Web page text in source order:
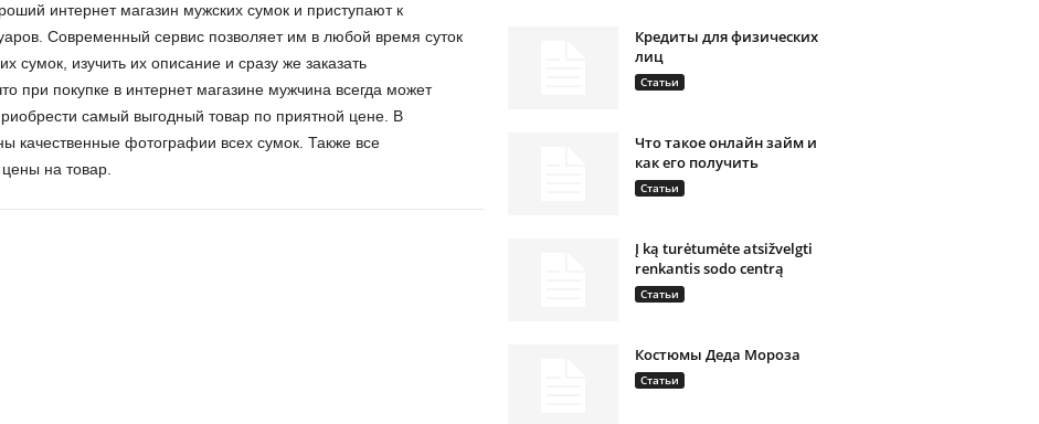
интернет магазин мужских сумок и приступают к
Современный сервис позволяет им в любой время суток
сумок, изучить их описание и сразу же заказать
при покупке в интернет магазине мужчина всегда может
самый выгодный товар по приятной цене. В
качественные фотографии всех сумок. Также все
на товар.
Кредиты для физических
лиц
Статьи
Что такое онлайн займ и
как его получить
Статьи
Į ką turėtumėte atsižvelgti
renkantis sodo centrą
Статьи
Костюмы Деда Мороза
Статьи